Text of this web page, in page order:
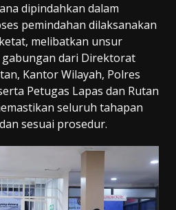
dipindahkan dalam
pemindahan dilaksanakan
melibatkan unsur
dari Direktorat
Kantor Wilayah, Polres
Petugas Lapas dan Rutan
seluruh tahapan
sesuai prosedur.